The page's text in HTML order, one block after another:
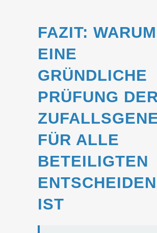
FAZIT: WARUM
EINE
GRÜNDLICHE
PRÜFUNG
FÜR ALLE
BETEILIGTEN
IST